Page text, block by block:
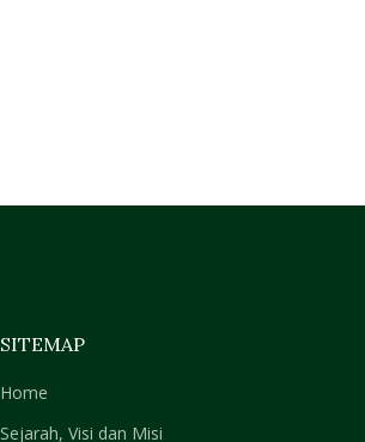
SITEMAP
Home
Sejarah, Visi dan Misi